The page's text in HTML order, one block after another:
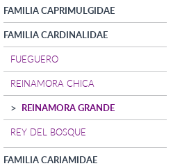
FAMILIA CAPRIMULGIDAE
FAMILIA CARDINALIDAE
FUEGUERO
REINAMORA CHICA
REINAMORA GRANDE
REY DEL BOSQUE
FAMILIA CARIAMIDAE